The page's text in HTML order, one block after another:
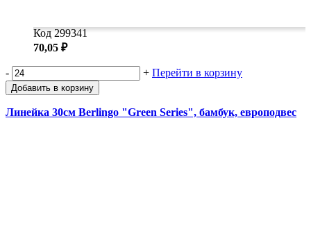
Код 299341
70,05 ₽
- + Перейти в корзину
Добавить в корзину
Линейка 30см Berlingo "Green Series", бамбук, европодвес